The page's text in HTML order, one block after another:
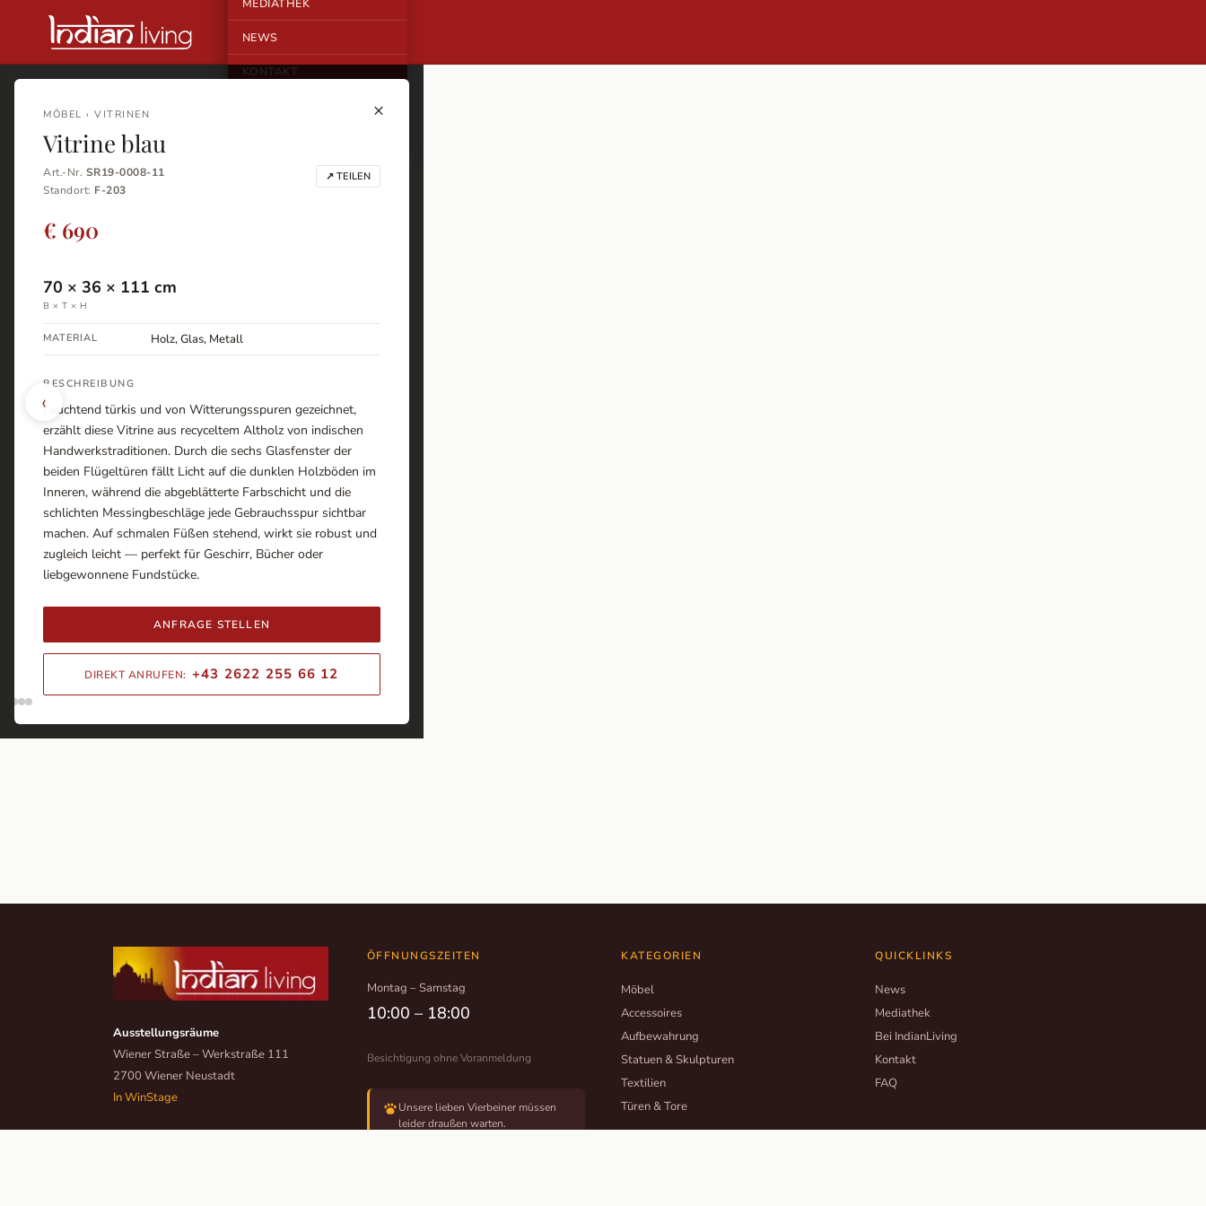
MEDIATHEK
NEWS
KONTAKT
×
‹
MÖBEL › VITRINEN
Vitrine blau
Art.-Nr. SR19-0008-11
Standort: F-203
↗ TEILEN
€ 690
70 × 36 × 111 cm
B × T × H
MATERIAL Holz, Glas, Metall
BESCHREIBUNG
Leuchtend türkis und von Witterungsspuren gezeichnet,
erzählt diese Vitrine aus recyceltem Altholz von indischen
Handwerkstraditionen. Durch die sechs Glasfenster der
beiden Flügeltüren fällt Licht auf die dunklen Holzböden im
Inneren, während die abgeblätterte Farbschicht und die
schlichten Messingbeschläge jede Gebrauchsspur sichtbar
machen. Auf schmalen Füßen stehend, wirkt sie robust und
zugleich leicht — perfekt für Geschirr, Bücher oder
liebgewonnene Fundstücke.
ANFRAGE STELLEN
DIREKT ANRUFEN: +43 2622 255 66 12
Ausstellungsräume
Wiener Straße – Werkstraße 111
2700 Wiener Neustadt
In WinStage
ÖFFNUNGSZEITEN
Montag – Samstag
10:00 – 18:00
Besichtigung ohne Voranmeldung
Unsere lieben Vierbeiner müssen
leider draußen warten.
KATEGORIEN
Möbel
Accessoires
Aufbewahrung
Statuen & Skulpturen
Textilien
Türen & Tore
QUICKLINKS
News
Mediathek
Bei IndianLiving
Kontakt
FAQ